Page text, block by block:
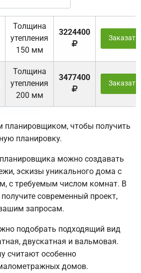
Толщина
утепления
150 мм
3224400
Заказать
Толщина
утепления
200 мм
3477400
Заказать
планировщиком, чтобы получить
планировку.
можно создавать
эскизы уникального дома с
с требуемым числом комнат. В
современный проект,
запросам.
подобрать подходящий вид
двускатная и вальмовая.
считают особенно
домов.